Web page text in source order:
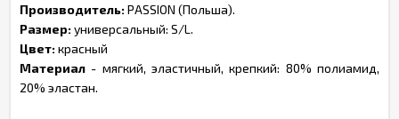
Производитель:PASSION (Польша).
Размер:универсальный: S/L.
Цвет:красный
Материал - мягкий, эластичный, крепкий: 80% полиамид,
20% эластан.